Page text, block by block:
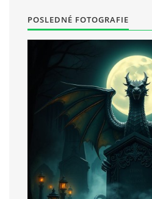
POSLEDNÉ FOTOGRAFIE